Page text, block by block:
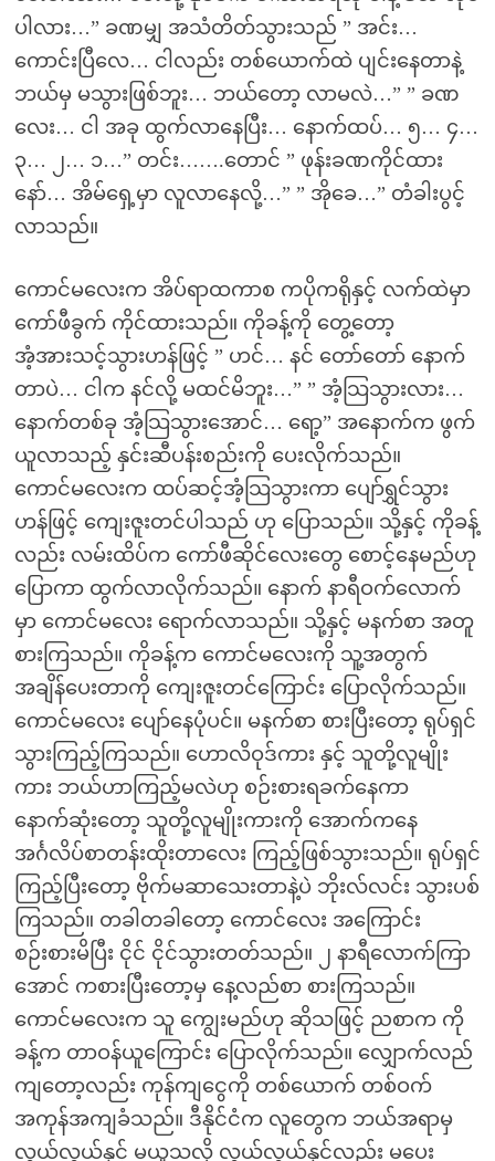
ပါလား…” ခဏမျှ အသံတိတ်သွားသည် ” အင်း…
ကောင်းပြီလေ… ငါလည်း တစ်ယောက်ထဲ ပျင်းနေတာနဲ့
ဘယ်မှ မသွားဖြစ်ဘူး… ဘယ်တော့ လာမလဲ…” ” ခဏ
လေး… ငါ အခု ထွက်လာနေပြီး… နောက်ထပ်… ၅… ၄…
၃… ၂… ၁…” တင်း…….တောင် ” ဖုန်းခဏကိုင်ထား
နော်… အိမ်ရှေ့မှာ လူလာနေလို့…” ” အိုခေ…” တံခါးပွင့်
လာသည်။
ကောင်မလေးက အိပ်ရာထကာစ ကပိုကရိုနှင့် လက်ထဲမှာ
ကော်ဖီခွက် ကိုင်ထားသည်။ ကိုခန့်ကို တွေ့တော့
အံ့အားသင့်သွားဟန်ဖြင့် ” ဟင်… နင် တော်တော် နောက်
တာပဲ… ငါက နင်လို့ မထင်မိဘူး…” ” အံ့သြသွားလား…
နောက်တစ်ခု အံ့သြသွားအောင်… ရော့” အနောက်က ဖွက်
ယူလာသည့် နှင်းဆီပန်းစည်းကို ပေးလိုက်သည်။
ကောင်မလေးက ထပ်ဆင့်အံ့သြသွားကာ ပျော်ရွှင်သွား
ဟန်ဖြင့် ကျေးဇူးတင်ပါသည် ဟု ပြောသည်။ သို့နှင့် ကိုခန့်
လည်း လမ်းထိပ်က ကော်ဖီဆိုင်လေးတွေ စောင့်နေမည်ဟု
ပြောကာ ထွက်လာလိုက်သည်။ နောက် နာရီဝက်လောက်
မှာ ကောင်မလေး ရောက်လာသည်။ သို့နှင့် မနက်စာ အတူ
စားကြသည်။ ကိုခန့်က ကောင်မလေးကို သူ့အတွက်
အချိန်ပေးတာကို ကျေးဇူးတင်ကြောင်း ပြောလိုက်သည်။
ကောင်မလေး ပျော်နေပုံပင်။ မနက်စာ စားပြီးတော့ ရုပ်ရှင်
သွားကြည့်ကြသည်။ ဟောလိဝုဒ်ကား နှင့် သူတို့လူမျိုး
ကား ဘယ်ဟာကြည့်မလဲဟု စဉ်းစားရခက်နေကာ
နောက်ဆုံးတော့ သူတို့လူမျိုးကားကို အောက်ကနေ
အင်္ဂလိပ်စာတန်းထိုးတာလေး ကြည့်ဖြစ်သွားသည်။ ရုပ်ရှင်
ကြည့်ပြီးတော့ ဗိုက်မဆာသေးတာနဲ့ပဲ ဘိုးလ်လင်း သွားပစ်
ကြသည်။ တခါတခါတော့ ကောင်လေး အကြောင်း
စဉ်းစားမိပြီး ငိုင် ငိုင်သွားတတ်သည်။ ၂ နာရီလောက်ကြာ
အောင် ကစားပြီးတော့မှ နေ့လည်စာ စားကြသည်။
ကောင်မလေးက သူ ကျွေးမည်ဟု ဆိုသဖြင့် ညစာက ကို
ခန့်က တာဝန်ယူကြောင်း ပြောလိုက်သည်။ လျှောက်လည်
ကျတော့လည်း ကုန်ကျငွေကို တစ်ယောက် တစ်ဝက်
အကုန်အကျခံသည်။ ဒီနိုင်ငံက လူတွေက ဘယ်အရာမှ
လွယ်လွယ်နှင့် မယူသလို လွယ်လွယ်နှင့်လည်း မပေး